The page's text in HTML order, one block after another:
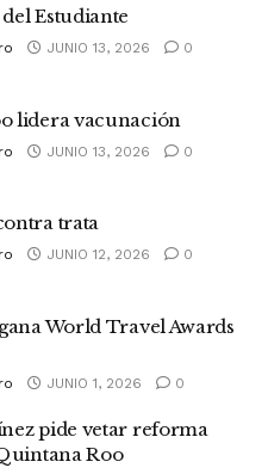
Estudiante
JUNIO 13, 2026 0
lidera vacunación
JUNIO 13, 2026 0
trata
JUNIO 12, 2026 0
World Travel Awards
JUNIO 1, 2026 0
pide vetar reforma
Roo